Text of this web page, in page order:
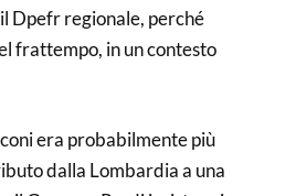
Dpefr regionale, perché
frattempo, in un contesto
era probabilmente più
dalla Lombardia a una